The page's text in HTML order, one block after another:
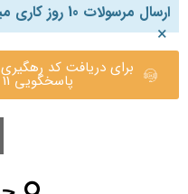
ارسال مرسولات 10 روز کاری میباشد
×
برای دریافت کد
پاسخگویی 11 الی 19)09365755921